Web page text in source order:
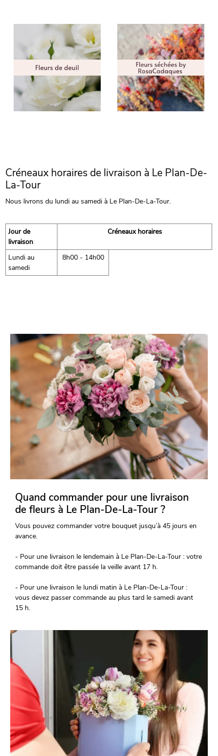
Créneaux horaires de livraison à Le Plan-De-
La-Tour
Nous livrons du lundi au samedi à Le Plan-De-La-Tour.
Jour de
livraison
Créneaux horaires
Lundi au
samedi
8h00 - 14h00
Quand commander pour une livraison
de fleurs à Le Plan-De-La-Tour ?
Vous pouvez commander votre bouquet jusqu’à 45 jours en
avance.
- Pour une livraison le lendemain à Le Plan-De-La-Tour : votre
commande doit être passée la veille avant 17 h.
- Pour une livraison le lundi matin à Le Plan-De-La-Tour :
vous devez passer commande au plus tard le samedi avant
15 h.